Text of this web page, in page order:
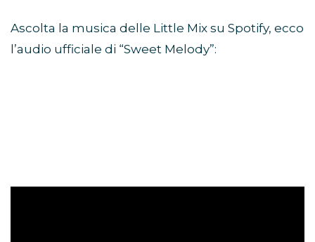
Ascolta la musica delle Little Mix su Spotify, ecco
l’audio ufficiale di “Sweet Melody”: